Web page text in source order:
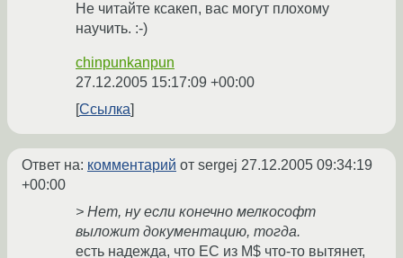
Не читайте ксакеп, вас могут плохому
научить. :-)
chinpunkanpun
27.12.2005 15:17:09 +00:00
Ссылка
Ответ на: комментарий от sergej 27.12.2005 09:34:19
+00:00
> Нет, ну если конечно мелкософт
выложит документацию, тогда.
есть надежда, что ЕС из M$ что-то вытянет,